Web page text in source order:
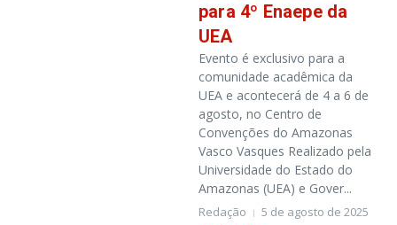
para 4º Enaepe da
UEA
Evento é exclusivo para a
comunidade acadêmica da
UEA e acontecerá de 4 a 6 de
agosto, no Centro de
Convenções do Amazonas
Vasco Vasques Realizado pela
Universidade do Estado do
Amazonas (UEA) e Gover...
Redação 5 de agosto de 2025